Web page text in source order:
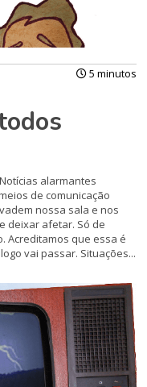
5 minutos
alarmantes
de comunicação
nossa sala e nos
deixar afetar. Só de
Acreditamos que essa é
vai passar. Situações...